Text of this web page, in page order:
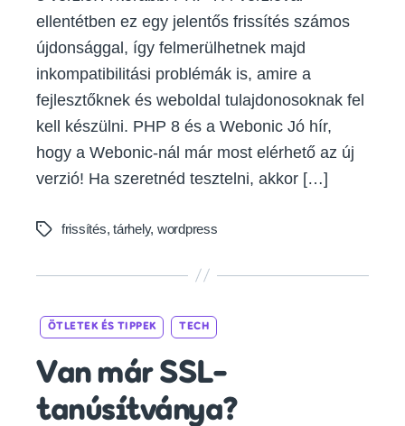
ellentétben ez egy jelentős frissítés számos
újdonsággal, így felmerülhetnek majd
inkompatibilitási problémák is, amire a
fejlesztőknek és weboldal tulajdonosoknak fel
kell készülni. PHP 8 és a Webonic Jó hír,
hogy a Webonic-nál már most elérhető az új
verzió! Ha szeretnéd tesztelni, akkor […]
Tagsfrissítés,tárhely, wordpress
Categories
ÖTLETEK ÉS TIPPEK TECH
Van már SSL-
tanúsítványa?